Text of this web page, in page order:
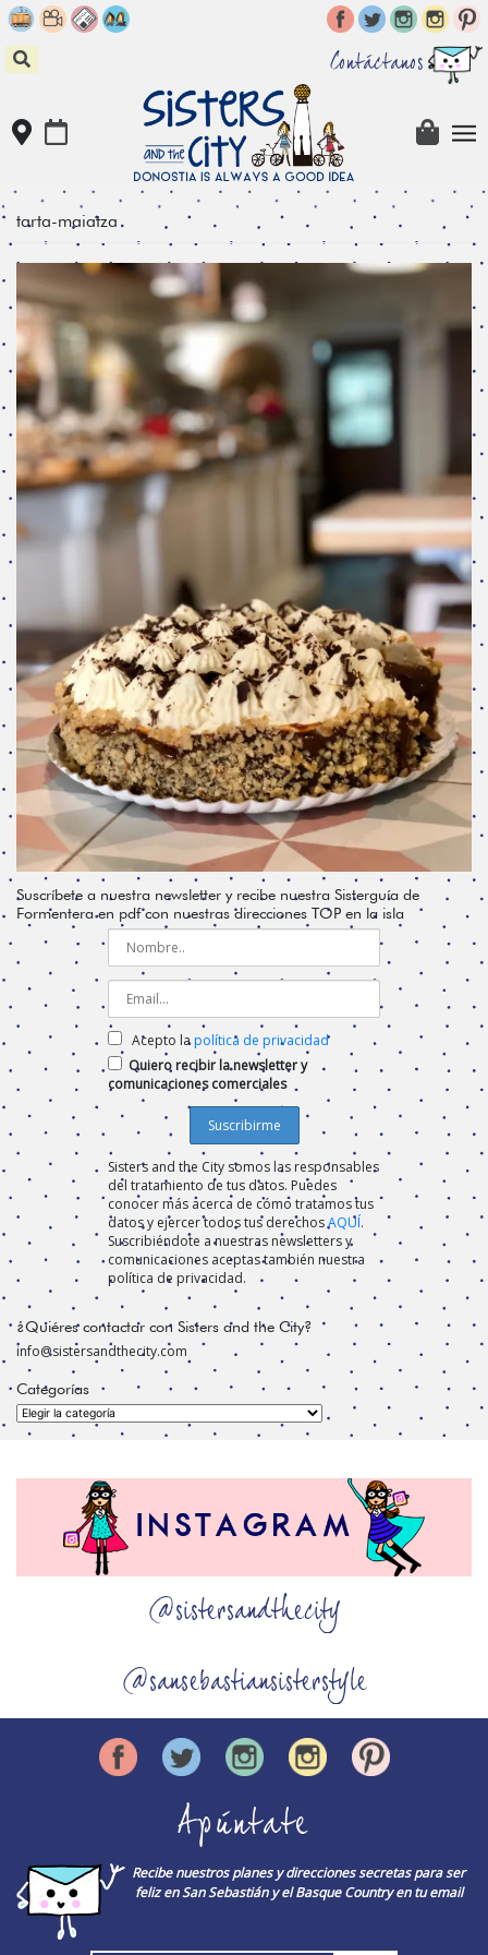
Skip
to
content
Contáctanos
tarta-maiatza
Suscríbete a nuestra newsletter y recibe nuestra Sisterguía de
Formentera en pdf con nuestras direcciones TOP en la isla
Acepto lapolítica de privacidad
Quiero recibir la newsletter y
comunicaciones comerciales
Sisters and the City somos las responsables
del tratamiento de tus datos. Puedes
conocer más acerca de cómo tratamos tus
datos y ejercer todos tus derechosAQUÍ.
Suscribiéndote a nuestras newsletters y
comunicaciones aceptas también nuestra
política de privacidad.
¿Quiéres contactar con Sisters and the City?
info@sistersandthecity.com
Categorías
Categorías
@sistersandthecity
@sansebastiansisterstyle
Apúntate
Recibe nuestros planes y direcciones secretas para ser
feliz en San Sebastián y el Basque Country en tu email